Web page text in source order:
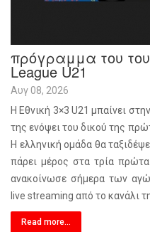
πρόγραμμα του
League U21
Αυγ 08, 2026
Η Εθνική 3×3 U21 μπαίνει
της ενόψει του δικού της
Η ελληνική ομάδα θα
πάρει μέρος στα τρία
ανακοίνωσε σήμερα των
live streaming από το κανάλι
Read more...